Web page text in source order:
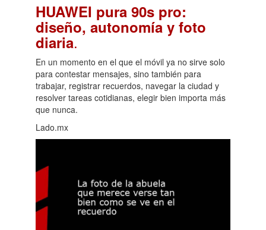
HUAWEI pura 90s pro:
diseño, autonomía y foto
diaria.
En un momento en el que el móvil ya no sirve solo
para contestar mensajes, sino también para
trabajar, registrar recuerdos, navegar la ciudad y
resolver tareas cotidianas, elegir bien importa más
que nunca.
Lado.mx